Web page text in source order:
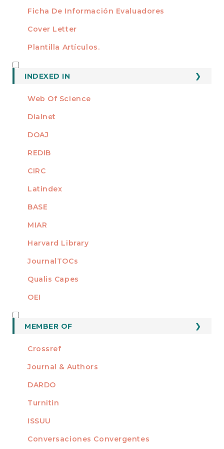
Ficha De Información Evaluadores
Cover Letter
Plantilla Artículos.
INDEXED IN
Web Of Science
Dialnet
DOAJ
REDIB
CIRC
Latindex
BASE
MIAR
Harvard Library
JournalTOCs
Qualis Capes
OEI
MEMBER OF
Crossref
Journal & Authors
DARDO
Turnitin
ISSUU
Conversaciones Convergentes